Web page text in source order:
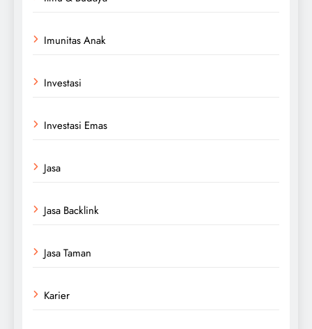
Imunitas Anak
Investasi
Investasi Emas
Jasa
Jasa Backlink
Jasa Taman
Karier